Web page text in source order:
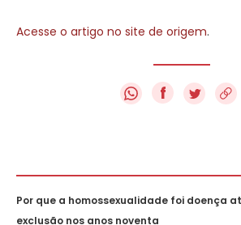
Acesse o artigo no site de origem.
f
Por que a homossexualidade foi doença
exclusão nos anos noventa